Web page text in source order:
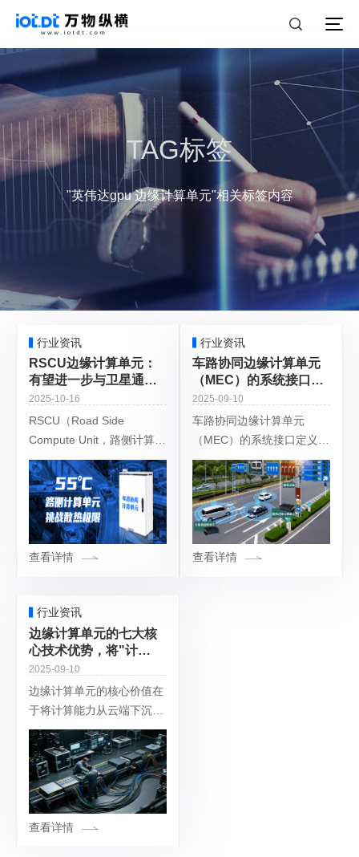
TAG标签
"英伟达gpu 边缘计算单元"相关标签内容
行业资讯
RSCU边缘计算单元：
有望进一步与卫星通
信、低空经济等领域融
合，开创更广阔的应用
2025-10-16
RSCU（Road Side
Compute Unit，路侧计算单
元）是浪潮信息与百度智能
云联合研发的边缘计算设
备，专为车路云一体化场景
设计，核心功能是实时处理
查看详情
行业资讯
车路协同边缘计算单元
（MEC）的系统接口定
义与未来发展
2025-09-10
车路协同边缘计算单元
（MEC）的系统接口定义是
实现车路云一体化协同的核
心技术基础，其设计需兼顾
标准化、开放性和场景适配
性。以下结合国际标准、国
内规范及典型案例，
查看详情
行业资讯
边缘计算单元的七大核
心技术优势，将"计
算"从"云端集中式"转变
为"边缘分布式"
2025-09-10
边缘计算单元的核心价值在
于将计算能力从云端下沉至
靠近数据生成源头的 “边缘
侧”，通过本地化处理打破
传统云端计算对网络、延
迟、带宽的依赖，同时在安
全、可靠性、成本
查看详情